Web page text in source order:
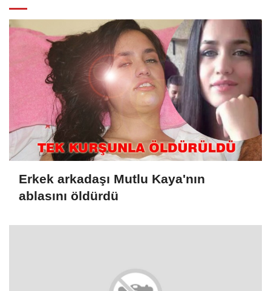
Erkek arkadaşı Mutlu Kaya'nın
ablasını öldürdü